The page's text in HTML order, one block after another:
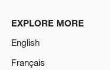
EXPLORE MORE
English
Français